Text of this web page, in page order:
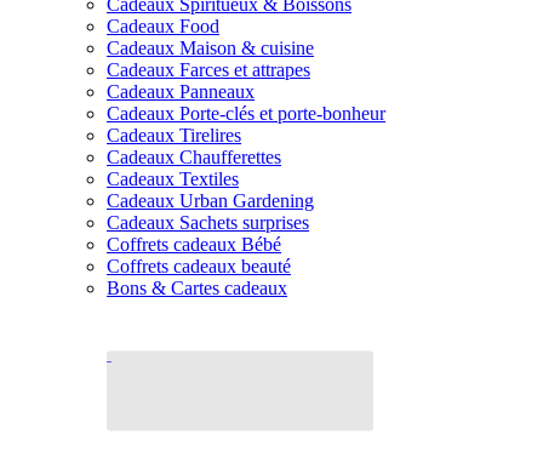
Cadeaux Spiritueux & Boissons
Cadeaux Food
Cadeaux Maison & cuisine
Cadeaux Farces et attrapes
Cadeaux Panneaux
Cadeaux Porte-clés et porte-bonheur
Cadeaux Tirelires
Cadeaux Chaufferettes
Cadeaux Textiles
Cadeaux Urban Gardening
Cadeaux Sachets surprises
Coffrets cadeaux Bébé
Coffrets cadeaux beauté
Bons & Cartes cadeaux